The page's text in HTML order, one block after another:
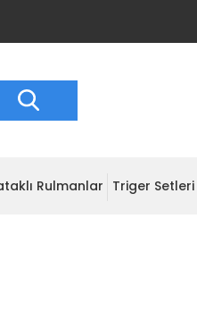
Rulmanlar Triger Setleri